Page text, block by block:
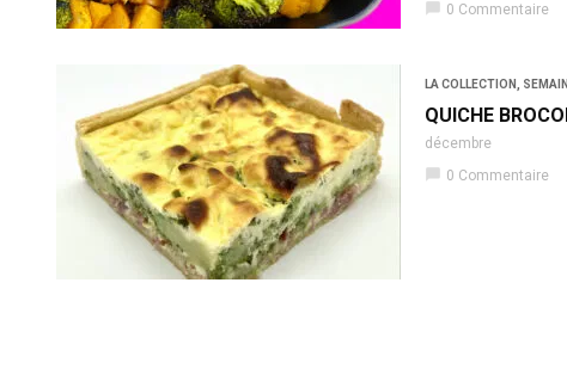
chat_bubble 0 Commentaire
LA COLLECTION
QUICHE
décembre
chat_bubble 0 Commentaire